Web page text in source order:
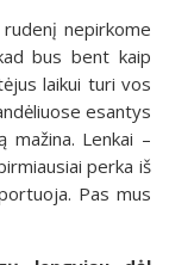
nepirkome
bus bent kaip
laikui turi vos
esantys
mažina. Lenkai –
perka iš
Pas mus